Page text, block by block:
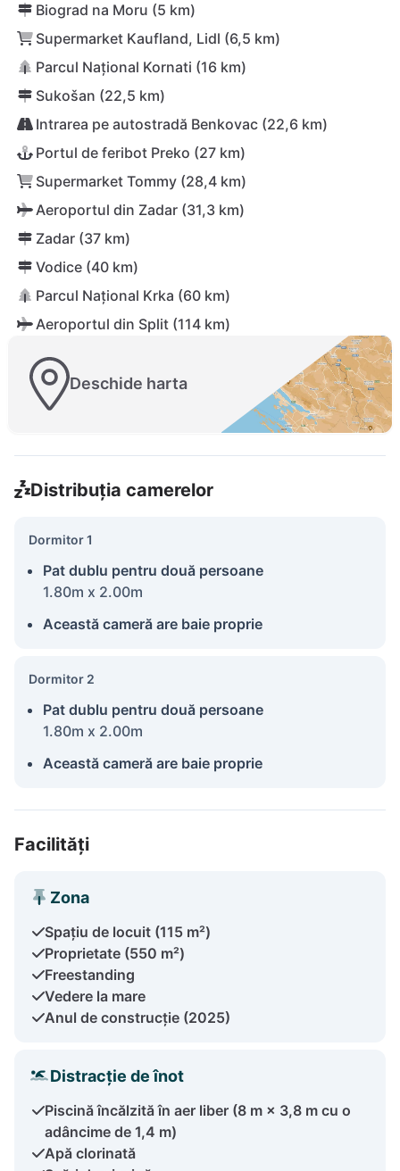
Biograd na Moru (5 km)
Supermarket Kaufland, Lidl (6,5 km)
Parcul Național Kornati (16 km)
Sukošan (22,5 km)
Intrarea pe autostradă Benkovac (22,6 km)
Portul de feribot Preko (27 km)
Supermarket Tommy (28,4 km)
Aeroportul din Zadar (31,3 km)
Zadar (37 km)
Vodice (40 km)
Parcul Național Krka (60 km)
Aeroportul din Split (114 km)
Deschide harta
Distribuția camerelor
Dormitor 1
Pat dublu pentru două persoane
1.80m x 2.00m
Această cameră are baie proprie
Dormitor 2
Pat dublu pentru două persoane
1.80m x 2.00m
Această cameră are baie proprie
Facilități
Zona
Spațiu de locuit (115 m²)
Proprietate (550 m²)
Freestanding
Vedere la mare
Anul de construcție (2025)
Distracție de înot
Piscină încălzită în aer liber (8 m × 3,8 m cu o
adâncime de 1,4 m)
Apă clorinată